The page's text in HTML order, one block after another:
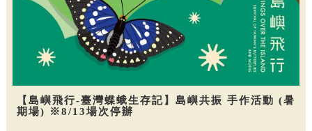
【島嶼飛行-臺灣蝶蛾生存記】島嶼共振 手作活動 (暑
期場) ※8/13場次停辦